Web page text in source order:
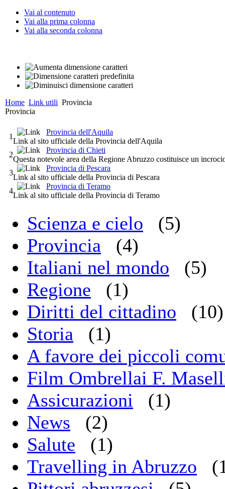
Vai al contenuto
Vai alla prima colonna
Vai alla seconda colonna
Home Link utili Provincia
Provincia
1
Provincia dell'Aquila
Link al sito ufficiale della Provincia dell'Aquila
2
Provincia di Chieti
Questa notevole area della Regione Abruzzo costituisce un
3
Provincia di Pescara
Link al sito ufficiale della Provincia di Pescara
4
Provincia di Teramo
Link al sito ufficiale della Provincia di Teramo
Scienza e cielo
(5)
Provincia
(4)
Italiani nel mondo
(5)
Regione
(1)
Diritti del cittadino
(10)
Storia
(1)
A favore dei piccoli
Film Ombrellai F.
Assicurazioni
(1)
News
(2)
Salute
(1)
Travelling in Abruzzo